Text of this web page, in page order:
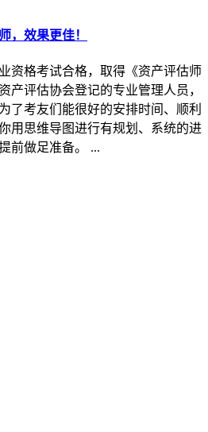
，效果更佳！
资格考试合格，取得《资产评估师
产评估协会登记的专业管理人员，
了考友们能很好的安排时间、顺利
用思维导图进行有规划、系统的进
前做足准备。 ...